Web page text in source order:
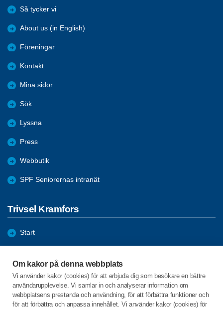
Om kakor på denna webbplats
Vi använder kakor (cookies) för att erbjuda dig som besökare en bättre
användarupplevelse. Vi samlar in och analyserar information om
webbplatsens prestanda och användning, för att förbättra funktioner och
för att förbättra och anpassa innehållet. Vi använder kakor (cookies) för
Så tycker vi
About us (in English)
Föreningar
Kontakt
Mina sidor
Sök
Lyssna
Press
Webbutik
SPF Seniorernas intranät
Trivsel Kramfors
Start
Bli medlem
Förmåner